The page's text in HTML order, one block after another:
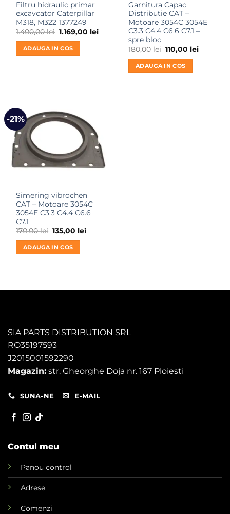
Filtru hidraulic primar
excavcator Caterpillar
M318, M322 1377249
1.400,00lei Prețul
inițial
a
fost:
1.400,00 lei.
1.169,00 leiPrețul
1.169,00 lei.
ADAUGA IN COS
Garnitura Capac
Distributie CAT –
Motoare 3054C 3054E
C3.3 C4.4 C6.6 C7.1 –
spre bloc
180,00lei Prețul
inițial
a
fost:
180,00 lei.
110,00 leiPrețul
ADAUGA IN COS
-21%
Simering vibrochen
CAT – Motoare 3054C
3054E C3.3 C4.4 C6.6
C7.1
170,00lei Prețul
inițial
a
fost:
170,00 lei.
135,00 leiPrețul
ADAUGA IN COS
SIA PARTS DISTRIBUTION SRL
RO35197593
J2015001592290
Magazin: str. Gheorghe Doja nr. 167 Ploiesti
SUNA-NE E-MAIL
Contul meu
Panou control
Adrese
Comenzi